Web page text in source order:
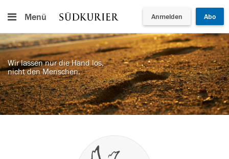
Menü Anmelden Abo
Wir lassen nur die Hand los,
nicht den Menschen.